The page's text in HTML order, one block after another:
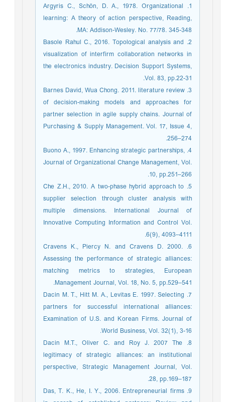
1. Argyris C., Schön, D. A., 1978. Organizational
learning: A theory of action perspective, Reading,
MA: Addison-Wesley. No. 77/78. 345-348.
2. Basole Rahul C., 2016. Topological analysis and
visualization of interfirm collaboration networks in
the electronics industry. Decision Support Systems,
Vol. 83, pp.22-31.
3. Barnes David, Wua Chong. 2011. literature review
of decision-making models and approaches for
partner selection in agile supply chains. Journal of
Purchasing & Supply Management. Vol. 17, Issue 4,
256–274.
4. Buono A., 1997. Enhancing strategic partnerships,
Journal of Organizational Change Management, Vol.
10, pp.251–266.
5. Che Z.H., 2010. A two-phase hybrid approach to
supplier selection through cluster analysis with
multiple dimensions. International Journal of
Innovative Computing Information and Control Vol.
6(9), 4093–4111.
6. Cravens K., Piercy N. and Cravens D. 2000.
Assessing the performance of strategic alliances:
matching metrics to strategies, European
Management Journal, Vol. 18, No. 5, pp.529–541.
7. Dacin M. T., Hitt M. A., Levitas E. 1997. Selecting
partners for successful international alliances:
Examination of U.S. and Korean Firms. Journal of
World Business, Vol. 32(1), 3-16.
8. Dacin M.T., Oliver C. and Roy J. 2007 The
legitimacy of strategic alliances: an institutional
perspective, Strategic Management Journal, Vol.
28, pp.169–187.
9. Das, T. K., He, I. Y., 2006. Entrepreneurial firms